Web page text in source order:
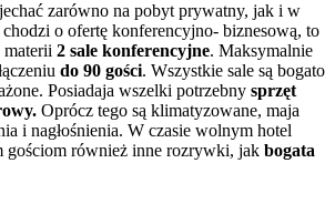
zarówno na pobyt prywatny, jak i w
o ofertę konferencyjno- biznesową, to
2 sale konferencyjne. Maksymalnie
do 90 gości. Wszystkie sale są bogato
Posiadaja wszelki potrzebny sprzęt
Oprócz tego są klimatyzowane, maja
i nagłośnienia. W czasie wolnym hotel
gościom również inne rozrywki, jak bogata